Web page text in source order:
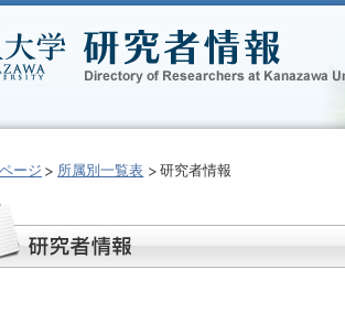
ージ 所属別一覧表 研究者情報